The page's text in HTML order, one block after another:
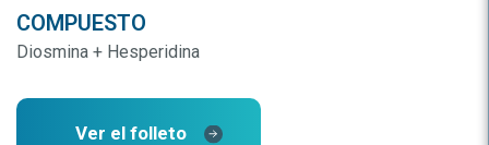
COMPUESTO
Diosmina + Hesperidina
Ver el folleto